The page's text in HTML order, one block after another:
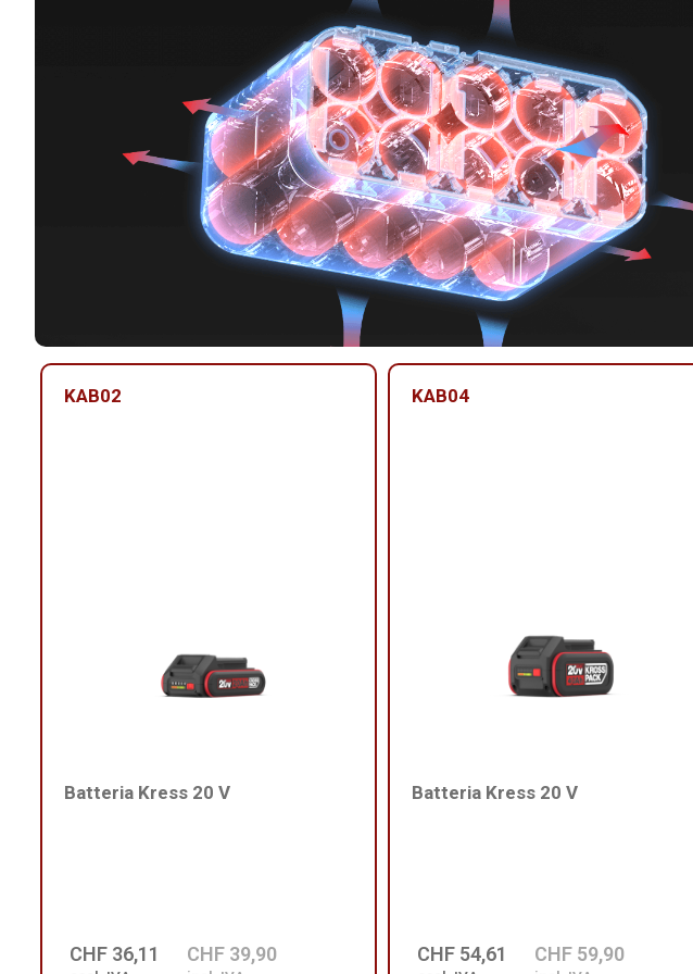
KAB02
Batteria Kress 20 V
CHF 36,11 CHF 39,90
KAB04
Batteria Kress 20 V
CHF 54,61 CHF 59,90